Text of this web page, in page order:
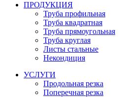
ПРОДУКЦИЯ
Труба профильная
Труба квадратная
Труба прямоугольная
Труба круглая
Листы стальные
Некондиция
УСЛУГИ
Продольная резка
Поперечная резка